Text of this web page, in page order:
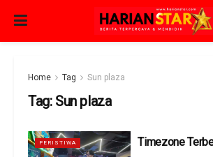
Home Tag Sun plaza
Tag: Sun plaza
PERISTIWA
Timezone